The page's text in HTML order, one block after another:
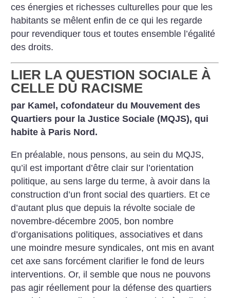
ces énergies et richesses culturelles pour que les
habitants se mêlent enfin de ce qui les regarde
pour revendiquer tous et toutes ensemble l’égalité
des droits.
LIER LA QUESTION SOCIALE À
CELLE DU RACISME
par Kamel, cofondateur du Mouvement des
Quartiers pour la Justice Sociale (MQJS), qui
habite à Paris Nord.
En préalable, nous pensons, au sein du MQJS,
qu’il est important d’être clair sur l’orientation
politique, au sens large du terme, à avoir dans la
construction d’un front social des quartiers. Et ce
d’autant plus que depuis la révolte sociale de
novembre-décembre 2005, bon nombre
d’organisations politiques, associatives et dans
une moindre mesure syndicales, ont mis en avant
cet axe sans forcément clarifier le fond de leurs
interventions. Or, il semble que nous ne pouvons
pas agir réellement pour la défense des quartiers